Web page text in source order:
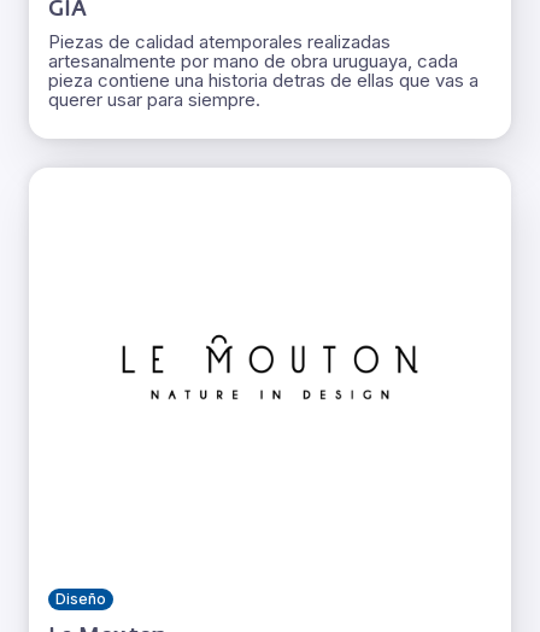
GIA
Piezas de calidad atemporales realizadas
artesanalmente por mano de obra uruguaya, cada
pieza contiene una historia detras de ellas que vas a
querer usar para siempre.
Diseño